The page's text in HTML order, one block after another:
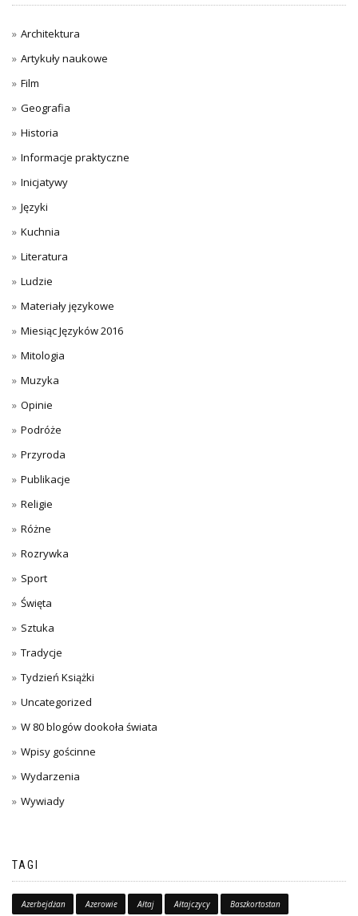
Architektura
Artykuły naukowe
Film
Geografia
Historia
Informacje praktyczne
Inicjatywy
Języki
Kuchnia
Literatura
Ludzie
Materiały językowe
Miesiąc Języków 2016
Mitologia
Muzyka
Opinie
Podróże
Przyroda
Publikacje
Religie
Różne
Rozrywka
Sport
Święta
Sztuka
Tradycje
Tydzień Książki
Uncategorized
W 80 blogów dookoła świata
Wpisy gościnne
Wydarzenia
Wywiady
TAGI
Azerbejdżan Azerowie Ałtaj Ałtajczycy Baszkortostan